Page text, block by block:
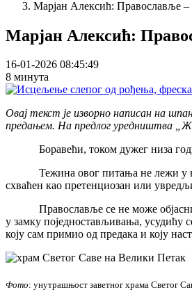
Марјан Алексић: Православље
Марјан Алексић:
16-01-2026 08:45:49
8 минута
Овај текст је изворно написан на
предањем. На предлог уредништва
Боравећи, током дужег низа година
Тежина овог питања не лежи у
схваћен као претенциозан или
Православље се не може објаснити
у замку поједностављивања, усудићу
коју сам примио од предака и коју
Фото: унутрашњост заветног храма Светог